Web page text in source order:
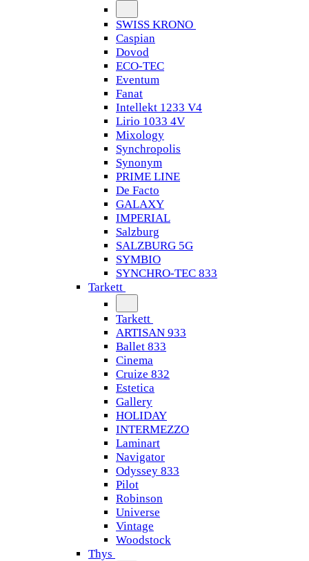
SWISS KRONO
Caspian
Dovod
ECO-TEC
Eventum
Fanat
Intellekt 1233 V4
Lirio 1033 4V
Mixology
Synchropolis
Synonym
PRIME LINE
De Facto
GALAXY
IMPERIAL
Salzburg
SALZBURG 5G
SYMBIO
SYNCHRO-TEC 833
Tarkett
Tarkett
ARTISAN 933
Ballet 833
Cinema
Cruize 832
Estetica
Gallery
HOLIDAY
INTERMEZZO
Laminart
Navigator
Odyssey 833
Pilot
Robinson
Universe
Vintage
Woodstock
Thys